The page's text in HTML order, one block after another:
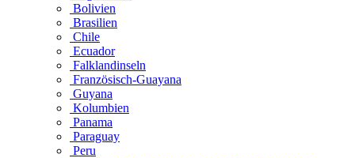
Bolivien
Brasilien
Chile
Ecuador
Falklandinseln
Französisch-Guayana
Guyana
Kolumbien
Panama
Paraguay
Peru